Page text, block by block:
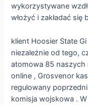
wykorzystywane
włożyć i zakładać się
klient Hoosier State
niezależnie od tego,
atomowa 85 naszych
online , Grosvenor
regulowany
komisja wojskowa .